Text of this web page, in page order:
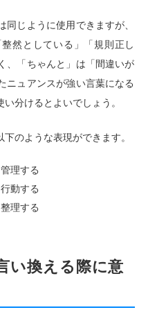
同じように使用できますが、
然としている」「規則正し
、「ちゃんと」は「間違いが
ニュアンスが強い言葉になる
分けるとよいでしょう。
下のような表現ができます。
理する
動する
理する
い換える際に意